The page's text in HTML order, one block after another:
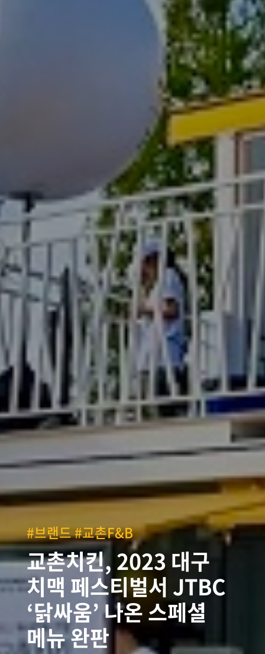
#브랜드 #교촌F&B
교촌치킨, 2023 대구
치맥 페스티벌서 JTBC
‘닭싸움’ 나온 스페셜
메뉴 완판